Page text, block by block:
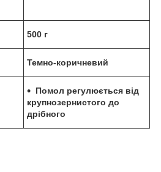
500 г
Темно-коричневий
Помол регулюється від
крупнозернистого до
дрібного